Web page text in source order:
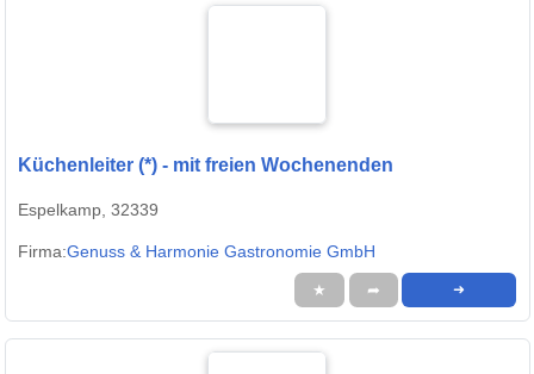
Küchenleiter (*) - mit freien Wochenenden
Espelkamp, 32339
Firma:Genuss & Harmonie Gastronomie GmbH
★ ➦ ➜